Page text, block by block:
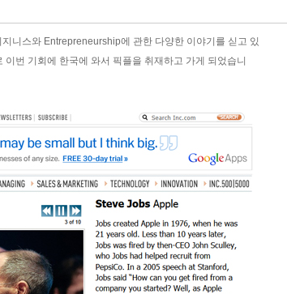
니스와 Entrepreneurship에 관한 다양한 이야기를 싣고 있
번 기회에 한국에 와서 픽플을 취재하고 가게 되었습니